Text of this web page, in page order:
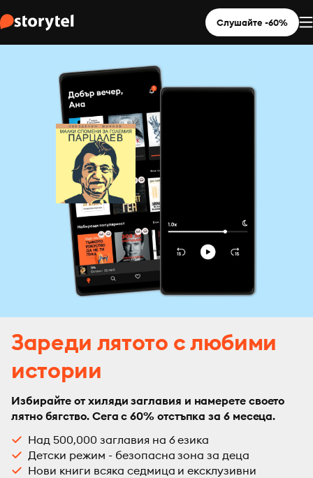
Слушайте -60%
Зареди лятото с любими
истории
Избирайте от хиляди заглавия и намерете своето
лятно бягство. Сега с 60% отстъпка за 6 месеца.
Над 500,000 заглавия на 6 езика
Детски режим - безопасна зона за деца
Нови книги всяка седмица и ексклузивни